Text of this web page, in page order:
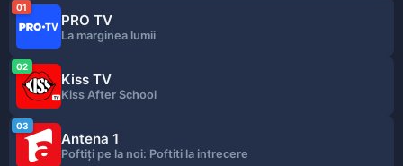
01
PRO TV
La marginea lumii
02
Kiss TV
Kiss After School
03
Antena 1
Poftiţi pe la noi: Poftiti la intrecere